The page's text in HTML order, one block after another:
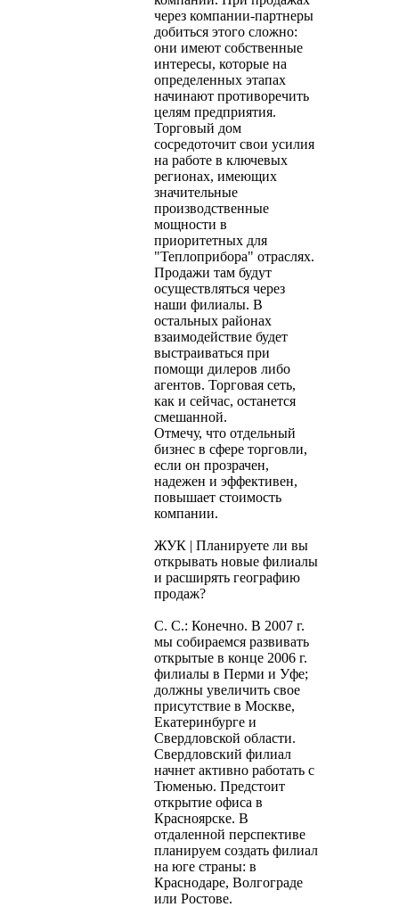
через компании-партнеры
добиться этого сложно:
они имеют собственные
интересы, которые на
определенных этапах
начинают противоречить
целям предприятия.
Торговый дом
сосредоточит свои усилия
на работе в ключевых
регионах, имеющих
значительные
производственные
мощности в
приоритетных для
"Теплоприбора" отраслях.
Продажи там будут
осуществляться через
наши филиалы. В
остальных районах
взаимодействие будет
выстраиваться при
помощи дилеров либо
агентов. Торговая сеть,
как и сейчас, останется
смешанной.
Отмечу, что отдельный
бизнес в сфере торговли,
если он прозрачен,
надежен и эффективен,
повышает стоимость
компании.
ЖУК | Планируете ли вы
открывать новые филиалы
и расширять географию
продаж?
С. С.: Конечно. В 2007 г.
мы собираемся развивать
открытые в конце 2006 г.
филиалы в Перми и Уфе;
должны увеличить свое
присутствие в Москве,
Екатеринбурге и
Свердловской области.
Свердловский филиал
начнет активно работать с
Тюменью. Предстоит
открытие офиса в
Красноярске. В
отдаленной перспективе
планируем создать филиал
на юге страны: в
Краснодаре, Волгограде
или Ростове.